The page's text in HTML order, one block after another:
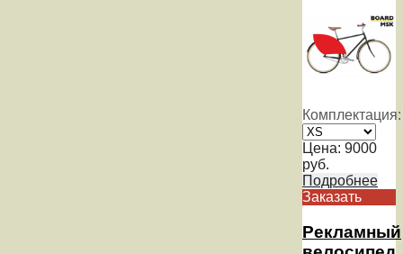
Комплектация:
Цена: 9000
руб.
Подробнее
Заказать
Рекламный